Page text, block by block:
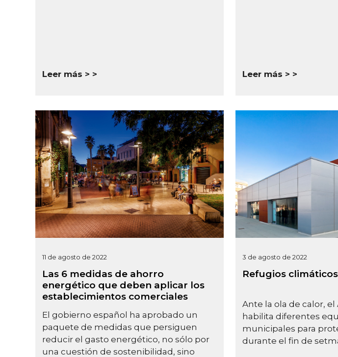
Leer más > Leer más >
11 de agosto de 2022
Las 6 medidas de ahorro
energético que deben aplicar los
establecimientos comerciales
El gobierno español ha aprobado un
paquete de medidas que persiguen
reducir el gasto energético, no sólo por
una cuestión de sostenibilidad, sino
3 de agosto de 2022
Refugios
Ante la ola de calor,
habilita diferentes
municipales para
durante el fin de